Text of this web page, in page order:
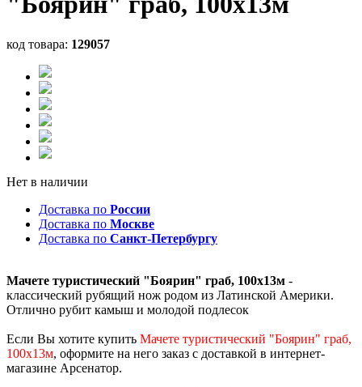
код товара: 129057
Нет в наличии
Доставка по России
Доставка по Москве
Доставка по Санкт-Петербургу
Мачете туристический "Боярин" граб, 100х13м -
классический рубящий нож родом из Латинской Америки.
Отлично рубит камыш и молодой подлесок
Если Вы хотите купить Мачете туристический "Боярин" граб,
100х13м, оформите на него заказ с доставкой в интернет-
магазине Арсенатор.